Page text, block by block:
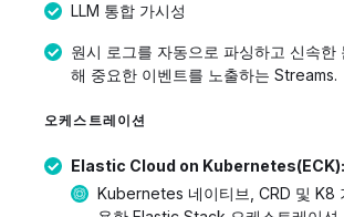
LLM 통합 가시성
원시 로그를 자동으로 파싱하고 신속한
해 중요한 이벤트를 노출하는 Streams.
오케스트레이션
Elastic Cloud on Kubernetes(ECK):
Kubernetes 네이티브, CRD 및 K8